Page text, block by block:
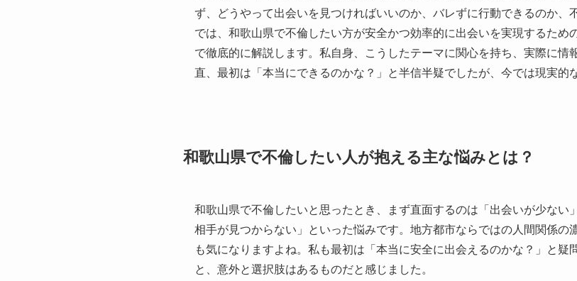
ず、どうやって出会いを見つければいいのか、バレずに行動できるのか、
では、和歌山県で不倫したい方が安全かつ効率的に出会いを実現するため
で徹底的に解説します。私自身、こうしたテーマに関心を持ち、実際に情
直、最初は「本当にできるのかな？」と半信半疑でしたが、今では現実的
和歌山県で不倫したい人が抱える主な悩みとは？
和歌山県で不倫したいと思ったとき、まず直面するのは「出会いが少ない
相手が見つからない」といった悩みです。地方都市ならではの人間関係の
も気になりますよね。私も最初は「本当に安全に出会えるのかな？」と疑
と、意外と選択肢はあるものだと感じました。